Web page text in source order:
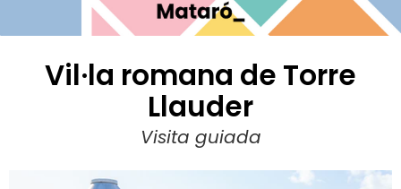
Vil·la romana de Torre
Llauder
Visita guiada